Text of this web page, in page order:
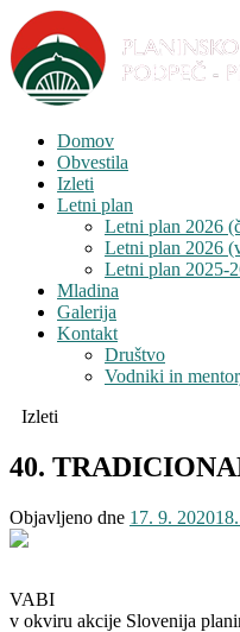
Domov
Obvestila
Izleti
Letni plan
Letni plan 2026
Letni plan 2026
Letni plan 2025-
Mladina
Galerija
Kontakt
Društvo
Vodniki in
Izleti
40.
Objavljeno dne 17. 9. 2020
VABI
v okviru akcije Slovenija